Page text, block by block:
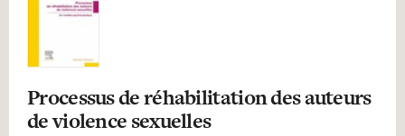
Processus de réhabilitation des auteurs
de violence sexuelles